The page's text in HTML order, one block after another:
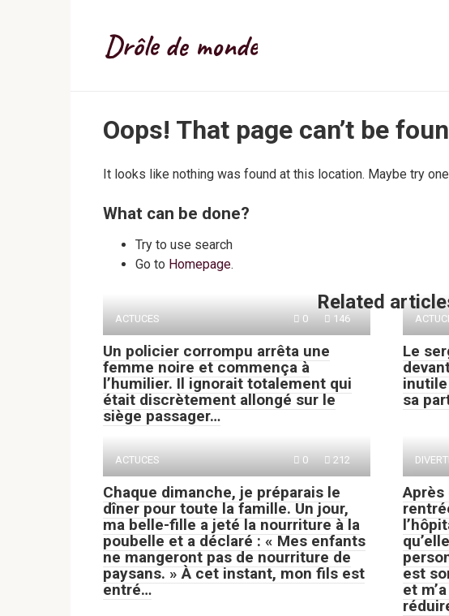
Drôle de monde
Oops! That page can’t be
It looks like nothing was found at this location. Maybe try
What can be done?
Try to use search
Go to Homepage.
Related
ACTUCES 0 146
Un policier corrompu arrêta une
femme noire et commença à
l’humilier. Il ignorait totalement qui
était discrètement allongé sur le
siège passager…
Le
inutile
sa
ACTUCES 0 212
Chaque dimanche, je préparais le
dîner pour toute la famille. Un jour,
ma belle-fille a jeté la nourriture à la
poubelle et a déclaré : « Mes enfants
ne mangeront pas de nourriture de
paysans. » À cet instant, mon fils est
entré…
Après
est
et